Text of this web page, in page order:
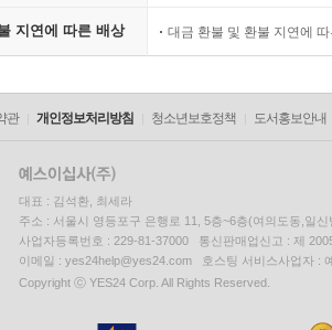
지연에 따른 배상 대금 환불 및 환불 지연에
관 개인정보처리방침 청소년보호정책 도서홍보안내
대표 : 김석환, 최세라
주소 : 서울시 영등포구 은행로 11, 5층~6층(여의도동,일신
사업자등록번호 : 229-81-37000 통신판매업신고 : 제
이메일 : yes24help@yes24.com 호스팅 서비스사업자 :
Copyright ⓒ YES24 Corp. All Rights Reserved.